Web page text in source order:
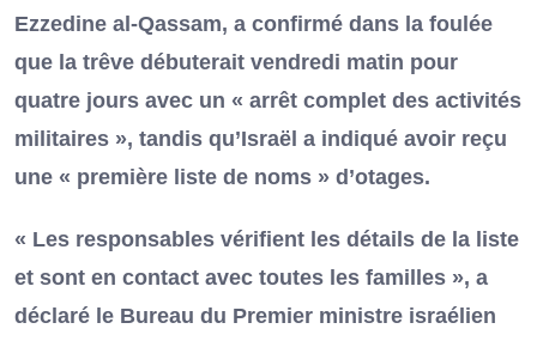
Ezzedine al-Qassam, a confirmé dans la foulée
que la trêve débuterait vendredi matin pour
quatre jours avec un « arrêt complet des activités
militaires », tandis qu’Israël a indiqué avoir reçu
une « première liste de noms » d’otages.
« Les responsables vérifient les détails de la liste
et sont en contact avec toutes les familles », a
déclaré le Bureau du Premier ministre israélien